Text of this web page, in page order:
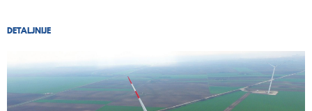
DETALJNIJE